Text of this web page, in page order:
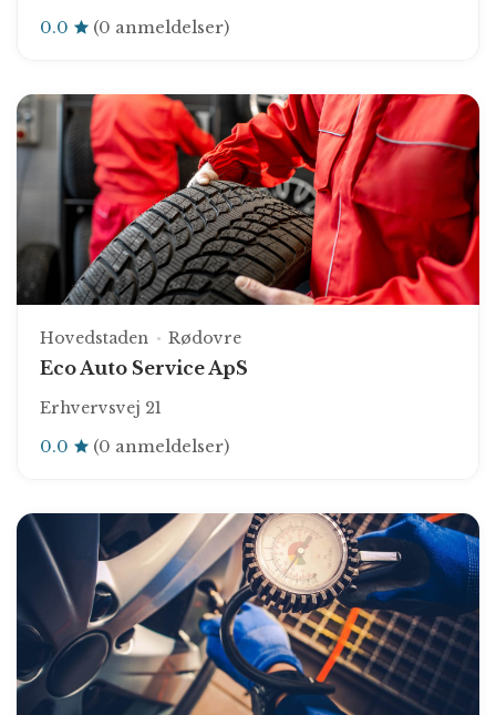
0.0 (0 anmeldelser)
Hovedstaden Rødovre
Eco Auto Service ApS
Erhvervsvej 21
0.0 (0 anmeldelser)